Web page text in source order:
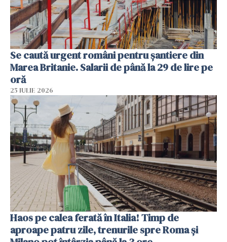
Se caută urgent români pentru șantiere din
Marea Britanie. Salarii de până la 29 de lire pe
oră
25 IULIE 2026
Haos pe calea ferată în Italia! Timp de
aproape patru zile, trenurile spre Roma și